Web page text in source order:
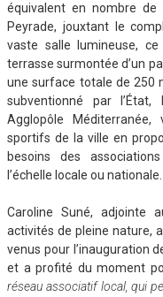
équivalent en nombre de
Peyrade, jouxtant le
vaste salle lumineuse,
terrasse surmontée d’un
une surface totale de 250
subventionné par
Agglopôle Méditerranée,
sportifs de la ville en
besoins des
l’échelle locale ou nationale.
Caroline Suné, adjointe
activités de pleine nature,
venus pour l’inauguration
et a profité du moment
réseau associatif local, qui